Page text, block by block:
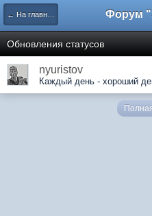
← На главную
Обновления статусов
nyuristov
Каждый день - хороший